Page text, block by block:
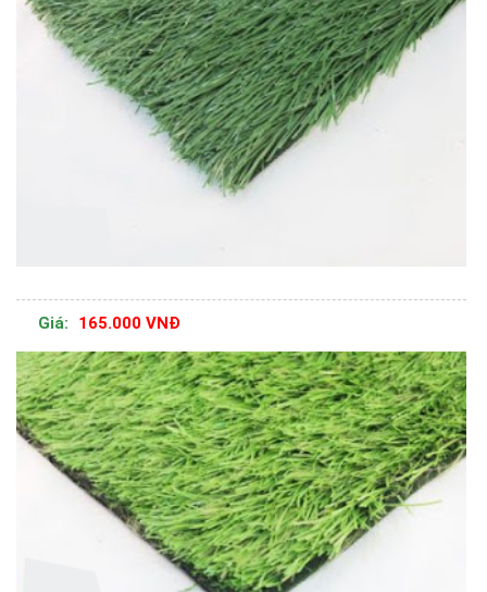
Giá: 165.000 VNĐ